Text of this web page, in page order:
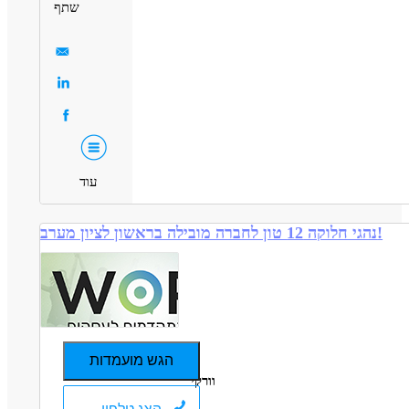
שתף
עוד
נהגי חלוקה 12 טון לחברה מובילה בראשון לציון מערב!
הגש מועמדות
וורקי